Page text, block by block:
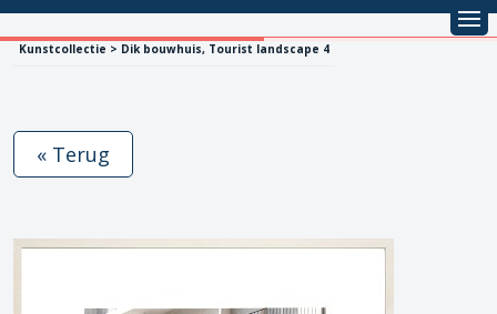
Kunstcollectie > Dik bouwhuis, Tourist landscape 4
« Terug